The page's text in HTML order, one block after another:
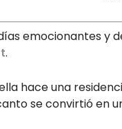
emocionantes y
.
hace una
se convirtió en